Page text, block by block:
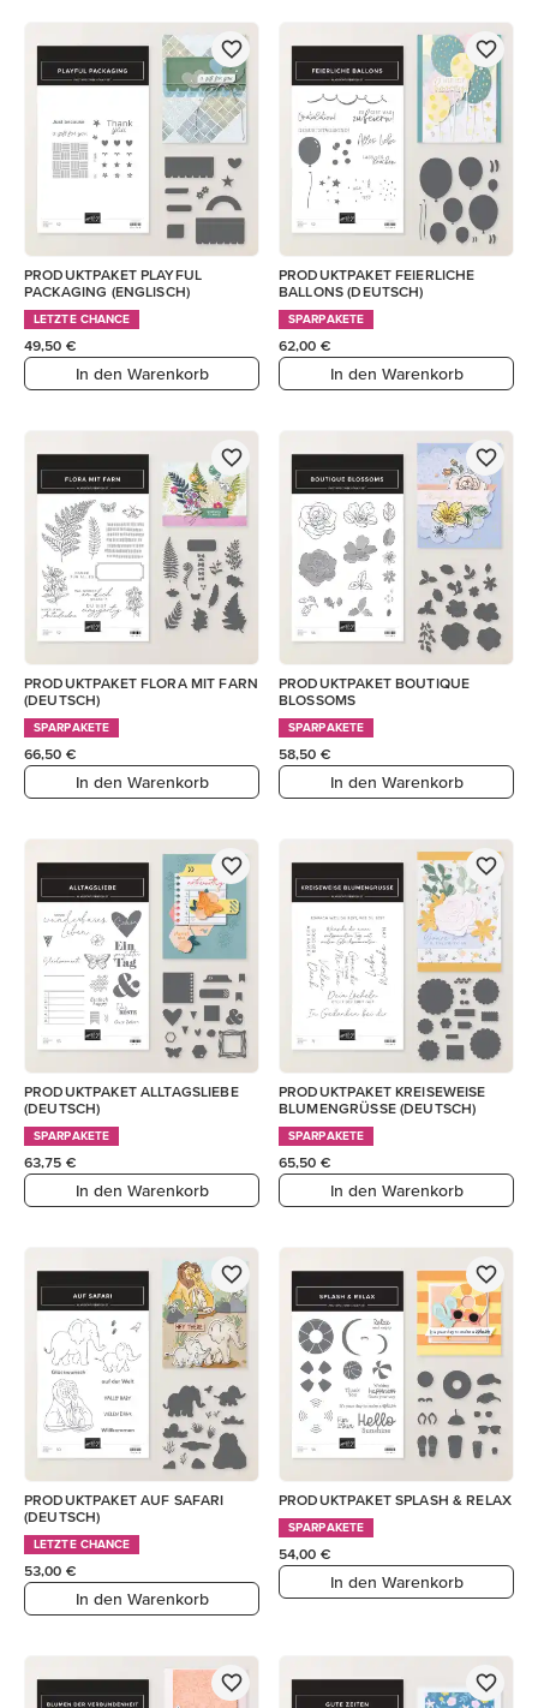
PRODUKTPAKET PLAYFUL
PACKAGING (ENGLISCH)
LETZTE CHANCE
49,50 €
In den Warenkorb
PRODUKTPAKET FEIERLICHE
BALLONS (DEUTSCH)
SPARPAKETE
62,00 €
In den Warenkorb
PRODUKTPAKET FLORA MIT FARN
(DEUTSCH)
SPARPAKETE
66,50 €
In den Warenkorb
PRODUKTPAKET BOUTIQUE
BLOSSOMS
SPARPAKETE
58,50 €
In den Warenkorb
PRODUKTPAKET ALLTAGSLIEBE
(DEUTSCH)
SPARPAKETE
63,75 €
In den Warenkorb
PRODUKTPAKET KREISEWEISE
BLUMENGRÜSSE (DEUTSCH)
SPARPAKETE
65,50 €
In den Warenkorb
PRODUKTPAKET AUF SAFARI
(DEUTSCH)
LETZTE CHANCE
53,00 €
In den Warenkorb
PRODUKTPAKET SPLASH & RELAX
SPARPAKETE
54,00 €
In den Warenkorb